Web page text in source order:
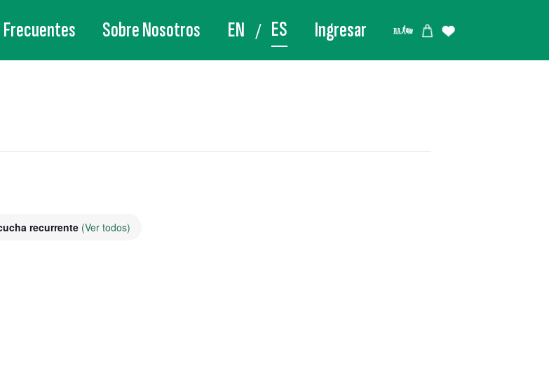
Sobre Nosotros EN ES Ingresar
recurrente (Ver todos)